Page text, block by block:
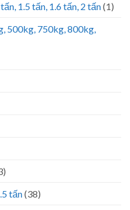
1.5 tấn, 1.6 tấn, 2 tấn(1)
500kg, 750kg, 800kg,
tấn(38)